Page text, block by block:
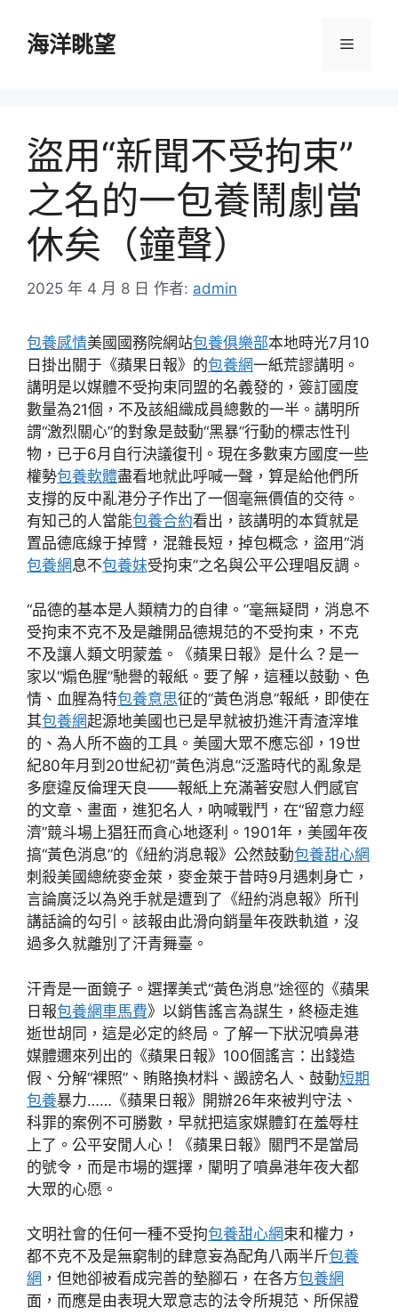
海洋眺望 選
盜用“新聞不受拘束”
之名的一包養鬧劇當
休矣（鐘聲）
2025 年 4 月 8 日 作者: admin
包養感情美國國務院網站包養俱樂部本地時光7月10
日掛出關于《蘋果日報》的包養網一紙荒謬講明。
講明是以媒體不受拘束同盟的名義發的，簽訂國度
數量為21個，不及該組織成員總數的一半。講明所
謂“激烈關心”的對象是鼓動“黑暴”行動的標志性刊
物，已于6月自行決議復刊。現在多數東方國度一些
權勢包養軟體盡看地就此呼喊一聲，算是給他們所
支撐的反中亂港分子作出了一個毫無價值的交待。
有知己的人當能包養合約看出，該講明的本質就是
置品德底線于掉臂，混雜長短，掉包概念，盜用“消
包養網息不包養妹受拘束”之名與公平公理唱反調。
“品德的基本是人類精力的自律。”毫無疑問，消息不
受拘束不克不及是離開品德規范的不受拘束，不克
不及讓人類文明蒙羞。《蘋果日報》是什么？是一
家以“煽色腥”馳譽的報紙。要了解，這種以鼓動、色
情、血腥為特包養意思征的“黃色消息”報紙，即使在
其包養網起源地美國也已是早就被扔進汗青渣滓堆
的、為人所不齒的工具。美國大眾不應忘卻，19世
紀80年月到20世紀初“黃色消息”泛濫時代的亂象是
多麼違反倫理天良——報紙上充滿著安慰人們感官
的文章、畫面，進犯名人，吶喊戰鬥，在“留意力經
濟”競斗場上猖狂而貪心地逐利。1901年，美國年夜
搞“黃色消息”的《紐約消息報》公然鼓動包養甜心網
刺殺美國總統麥金萊，麥金萊于昔時9月遇刺身亡，
言論廣泛以為兇手就是遭到了《紐約消息報》所刊
講話論的勾引。該報由此滑向銷量年夜跌軌道，沒
過多久就離別了汗青舞臺。
汗青是一面鏡子。選擇美式“黃色消息”途徑的《蘋果
日報包養網車馬費》以銷售謠言為謀生，終極走進
逝世胡同，這是必定的終局。了解一下狀況噴鼻港
媒體邇來列出的《蘋果日報》100個謠言：出錢造
假、分解“裸照”、賄賂換材料、譭謗名人、鼓動短期
包養暴力……《蘋果日報》開辦26年來被判守法、
科罪的案例不可勝數，早就把這家媒體釘在羞辱柱
上了。公平安閒人心！《蘋果日報》關門不是當局
的號令，而是市場的選擇，闡明了噴鼻港年夜大都
大眾的心愿。
文明社會的任何一種不受拘包養甜心網束和權力，
都不克不及是無窮制的肆意妄為配角八兩半斤包養
網 ，但她卻被看成完善的墊腳石，在各方包養網
面，而應是由表現大眾意志的法令所規范、所保證